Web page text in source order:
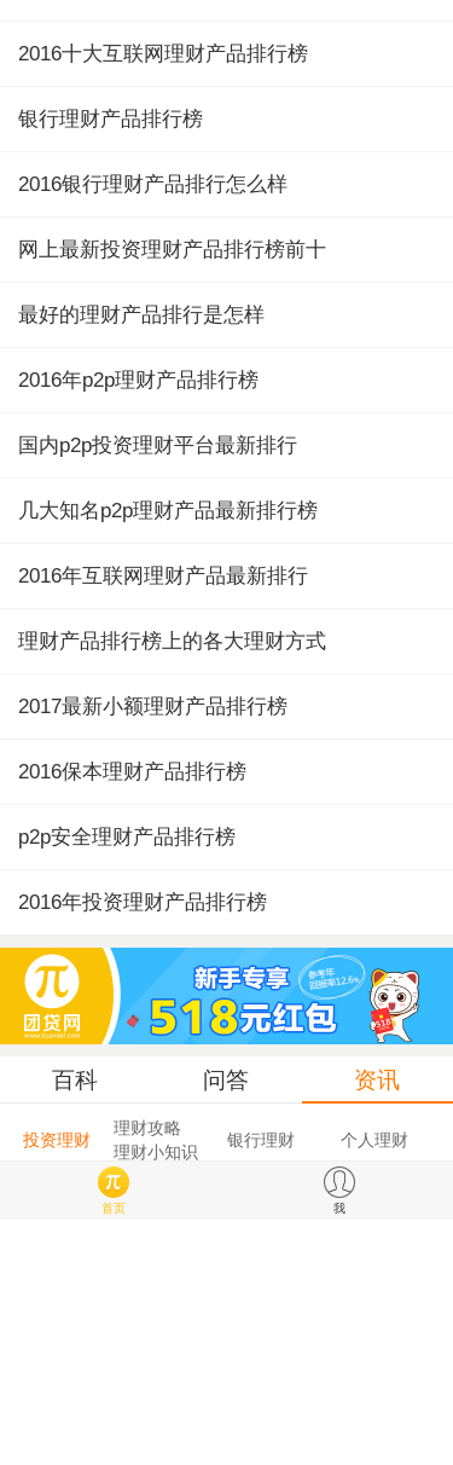
2016十大互联网理财产品排行榜
银行理财产品排行榜
2016银行理财产品排行怎么样
网上最新投资理财产品排行榜前十
最好的理财产品排行是怎样
2016年p2p理财产品排行榜
国内p2p投资理财平台最新排行
几大知名p2p理财产品最新排行榜
2016年互联网理财产品最新排行
理财产品排行榜上的各大理财方式
2017最新小额理财产品排行榜
2016保本理财产品排行榜
p2p安全理财产品排行榜
2016年投资理财产品排行榜
百科 问答 资讯
投资理财
理财攻略
理财小知识
银行理财 个人理财
p2p网贷
政策法规
首页 我